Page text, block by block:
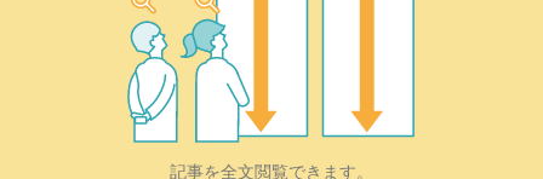
記事を全文閲覧できます。